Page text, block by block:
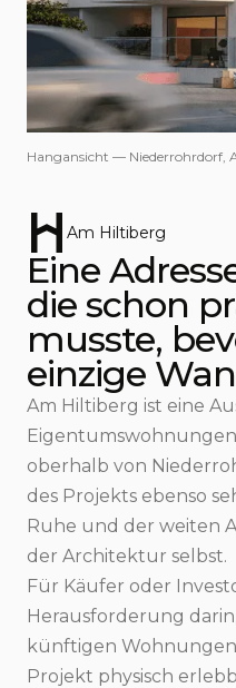
Hangansicht — Niederrohrdorf,
Am Hiltiberg
Eine
die schon
musste,
einzige
Am Hiltiberg ist eine
oberhalb von
des Projekts ebenso
Ruhe und der weiten
der Architektur selbst.
Für Käufer oder
Herausforderung
künftigen Wohnungen
Projekt physisch